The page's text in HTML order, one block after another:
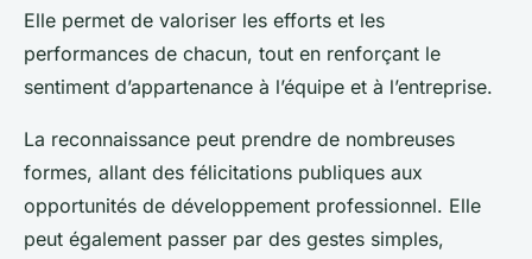
Elle permet de valoriser les efforts et les
performances de chacun, tout en renforçant le
sentiment d’appartenance à l’équipe et à l’entreprise.
La reconnaissance peut prendre de nombreuses
formes, allant des félicitations publiques aux
opportunités de développement professionnel. Elle
peut également passer par des gestes simples,